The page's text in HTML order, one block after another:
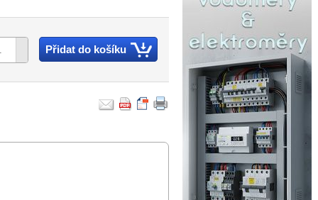
Přidat do košíku